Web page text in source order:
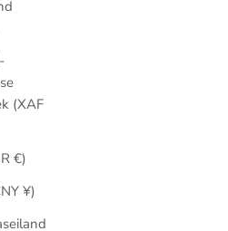
(XAF
€)
¥)
Beau Monde een
met initialen,
details.